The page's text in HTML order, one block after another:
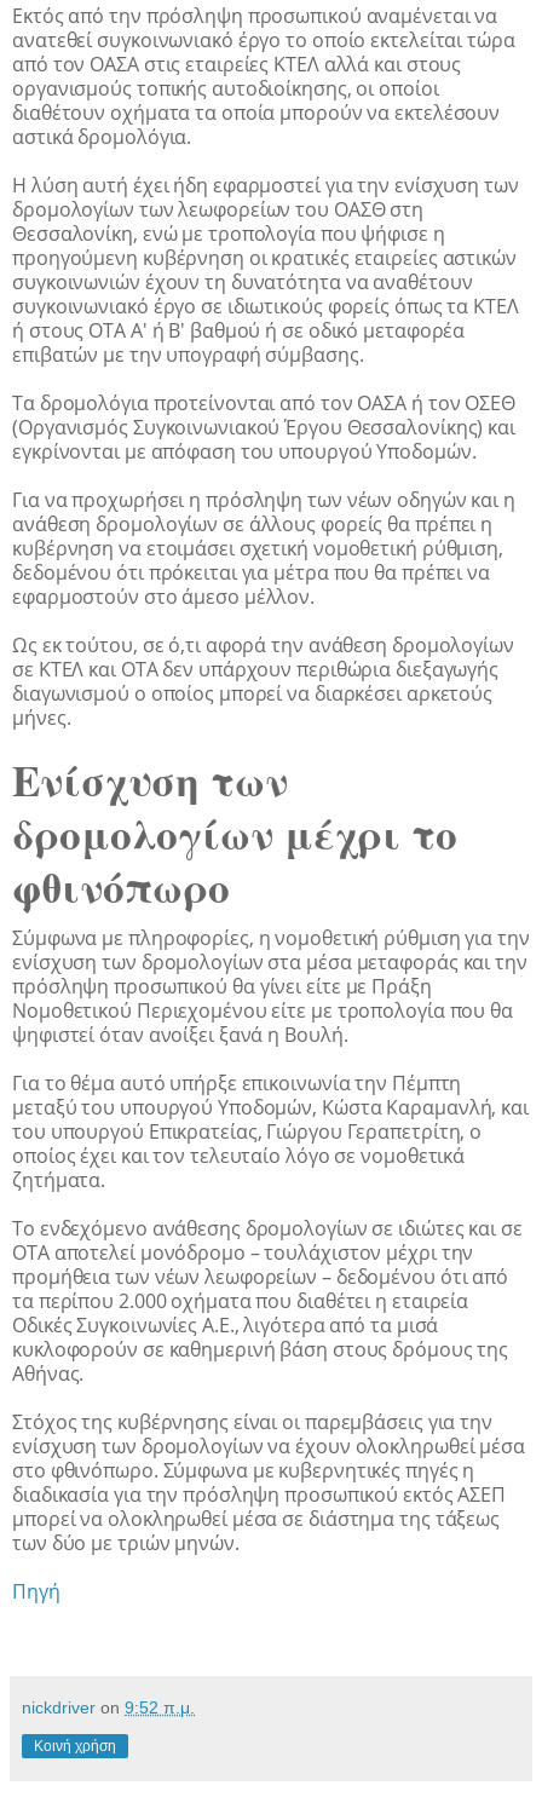
Εκτός από την πρόσληψη προσωπικού αναμένεται να
ανατεθεί συγκοινωνιακό έργο το οποίο εκτελείται τώρα
από τον ΟΑΣΑ στις εταιρείες ΚΤΕΛ αλλά και στους
οργανισμούς τοπικής αυτοδιοίκησης, οι οποίοι
διαθέτουν οχήματα τα οποία μπορούν να εκτελέσουν
αστικά δρομολόγια.
Η λύση αυτή έχει ήδη εφαρμοστεί για την ενίσχυση των
δρομολογίων των λεωφορείων του ΟΑΣΘ στη
Θεσσαλονίκη, ενώ με τροπολογία που ψήφισε η
προηγούμενη κυβέρνηση οι κρατικές εταιρείες αστικών
συγκοινωνιών έχουν τη δυνατότητα να αναθέτουν
συγκοινωνιακό έργο σε ιδιωτικούς φορείς όπως τα ΚΤΕΛ
ή στους ΟΤΑ Α' ή Β' βαθμού ή σε οδικό μεταφορέα
επιβατών με την υπογραφή σύμβασης.
Τα δρομολόγια προτείνονται από τον ΟΑΣΑ ή τον ΟΣΕΘ
(Οργανισμός Συγκοινωνιακού Έργου Θεσσαλονίκης) και
εγκρίνονται με απόφαση του υπουργού Υποδομών.
Για να προχωρήσει η πρόσληψη των νέων οδηγών και η
ανάθεση δρομολογίων σε άλλους φορείς θα πρέπει η
κυβέρνηση να ετοιμάσει σχετική νομοθετική ρύθμιση,
δεδομένου ότι πρόκειται για μέτρα που θα πρέπει να
εφαρμοστούν στο άμεσο μέλλον.
Ως εκ τούτου, σε ό,τι αφορά την ανάθεση δρομολογίων
σε ΚΤΕΛ και ΟΤΑ δεν υπάρχουν περιθώρια διεξαγωγής
διαγωνισμού ο οποίος μπορεί να διαρκέσει αρκετούς
μήνες.
Ενίσχυση των
δρομολογίων μέχρι το
φθινόπωρο
Σύμφωνα με πληροφορίες, η νομοθετική ρύθμιση για την
ενίσχυση των δρομολογίων στα μέσα μεταφοράς και την
πρόσληψη προσωπικού θα γίνει είτε με Πράξη
Νομοθετικού Περιεχομένου είτε με τροπολογία που θα
ψηφιστεί όταν ανοίξει ξανά η Βουλή.
Για το θέμα αυτό υπήρξε επικοινωνία την Πέμπτη
μεταξύ του υπουργού Υποδομών, Κώστα Καραμανλή, και
του υπουργού Επικρατείας, Γιώργου Γεραπετρίτη, ο
οποίος έχει και τον τελευταίο λόγο σε νομοθετικά
ζητήματα.
Το ενδεχόμενο ανάθεσης δρομολογίων σε ιδιώτες και σε
ΟΤΑ αποτελεί μονόδρομο – τουλάχιστον μέχρι την
προμήθεια των νέων λεωφορείων – δεδομένου ότι από
τα περίπου 2.000 οχήματα που διαθέτει η εταιρεία
Οδικές Συγκοινωνίες Α.Ε., λιγότερα από τα μισά
κυκλοφορούν σε καθημερινή βάση στους δρόμους της
Αθήνας.
Στόχος της κυβέρνησης είναι οι παρεμβάσεις για την
ενίσχυση των δρομολογίων να έχουν ολοκληρωθεί μέσα
στο φθινόπωρο. Σύμφωνα με κυβερνητικές πηγές η
διαδικασία για την πρόσληψη προσωπικού εκτός ΑΣΕΠ
μπορεί να ολοκληρωθεί μέσα σε διάστημα της τάξεως
των δύο με τριών μηνών.
Πηγή
nickdriver on 9:52 π.μ.
Κοινή χρήση